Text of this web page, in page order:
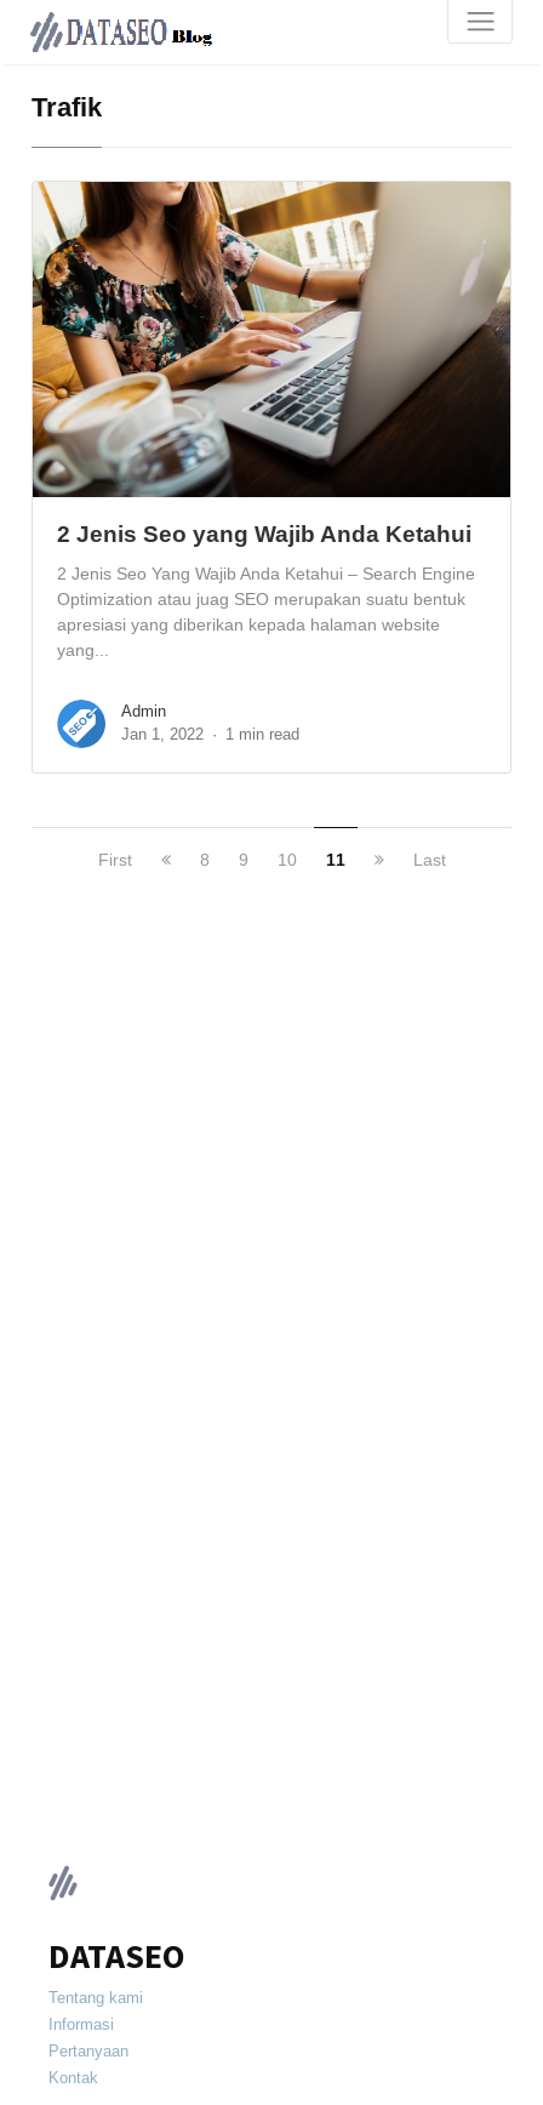
Trafik
2 Jenis Seo yang Wajib Anda Ketahui
2 Jenis Seo Yang Wajib Anda Ketahui – Search Engine
Optimization atau juag SEO merupakan suatu bentuk
apresiasi yang diberikan kepada halaman website
yang...
Admin
Jan 1, 2022
1 min read
First 8 9 10 11 Last
DATASEO
Tentang kami
Informasi
Pertanyaan
Kontak